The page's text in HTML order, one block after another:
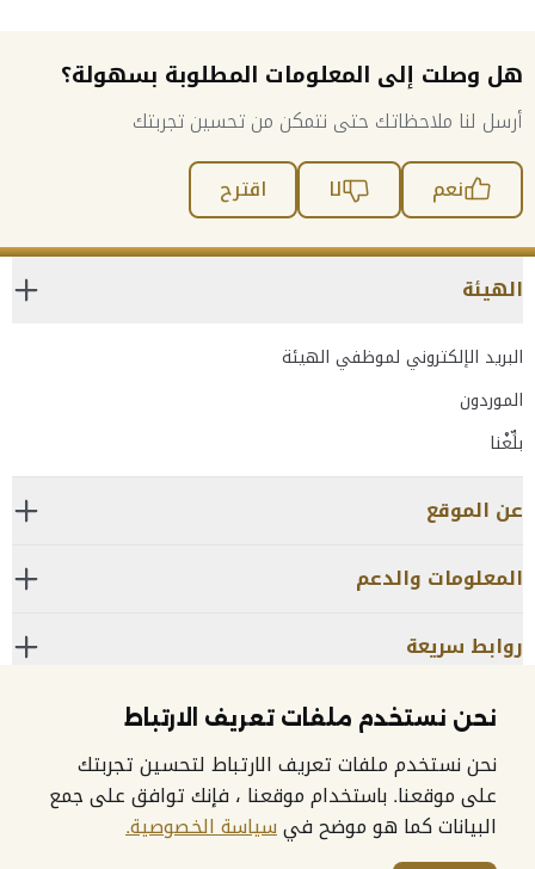
هل وصلت إلى المعلومات المطلوبة بسهولة؟
أرسل لنا ملاحظاتك حتى نتمكن من تحسين تجربتك
نعم
لا اقترح
الهيئة
البريد الإلكتروني لموظفي الهيئة
الموردون
بلِّغْنا
عن الموقع
المعلومات والدعم
روابط سريعة
مركز الاتصال: 600525524
نحن نستخدم ملفات تعريف الارتباط
نحن نستخدم ملفات تعريف الارتباط لتحسين تجربتك
على موقعنا. باستخدام موقعنا ، فإنك توافق على جمع
البيانات كما هو موضح فيسياسة الخصوصية.